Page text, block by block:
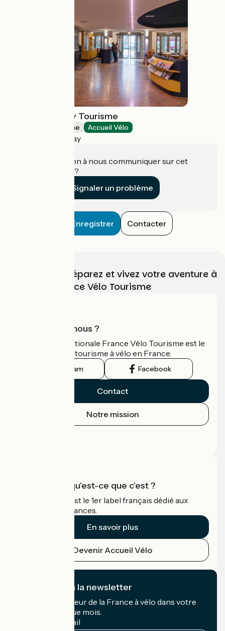
Le Puy-en-Velay Tourisme
Offices de Tourisme Accueil Vélo
Le Puy-en-Velay
Une information à nous communiquer sur cet
établissement ?
Signaler un problème
Enregistrer Contacter
Choisissez, préparez et vivez votre aventure à
vélo avec France Vélo Tourisme
Qui sommes-nous ?
L'association nationale France Vélo Tourisme est le
guide officiel du tourisme à vélo en France.
Instagram Facebook
Contact
Notre mission
Accueil Vélo qu'est-ce que c'est ?
Accueil Vélo c'est le 1er label français dédié aux
cyclistes en vacances.
En savoir plus
Devenir Accueil Vélo
Je m'abonne à la newsletter
Recevez le meilleur de la France à vélo dans votre
boîte mail chaque mois.
Mon adresse mail